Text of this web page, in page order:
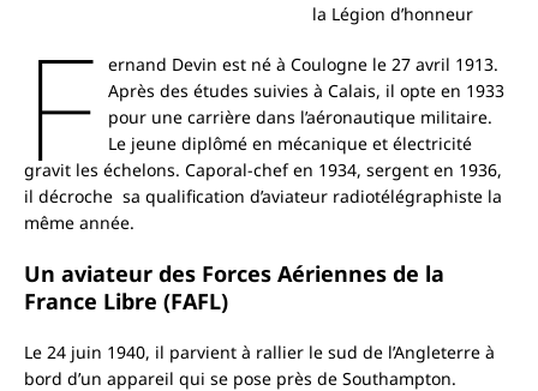
la Légion d’honneur
F
ernand Devin est né à Coulogne le 27 avril 1913.
Après des études suivies à Calais, il opte en 1933
pour une carrière dans l’aéronautique militaire.
Le jeune diplômé en mécanique et électricité
gravit les échelons. Caporal-chef en 1934, sergent en 1936,
il décroche sa qualification d’aviateur radiotélégraphiste la
même année.
Un aviateur des Forces Aériennes de la
France Libre (FAFL)
Le 24 juin 1940, il parvient à rallier le sud de l’Angleterre à
bord d’un appareil qui se pose près de Southampton.